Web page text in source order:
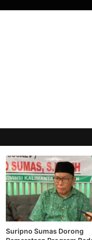
Suripno Sumas Dorong